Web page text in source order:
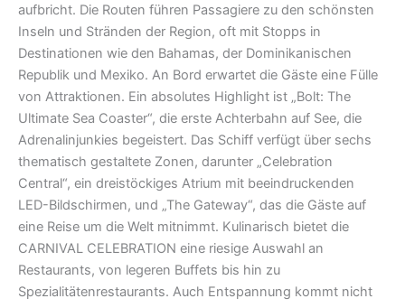
aufbricht. Die Routen führen Passagiere zu den schönsten
Inseln und Stränden der Region, oft mit Stopps in
Destinationen wie den Bahamas, der Dominikanischen
Republik und Mexiko. An Bord erwartet die Gäste eine Fülle
von Attraktionen. Ein absolutes Highlight ist „Bolt: The
Ultimate Sea Coaster“, die erste Achterbahn auf See, die
Adrenalinjunkies begeistert. Das Schiff verfügt über sechs
thematisch gestaltete Zonen, darunter „Celebration
Central“, ein dreistöckiges Atrium mit beeindruckenden
LED-Bildschirmen, und „The Gateway“, das die Gäste auf
eine Reise um die Welt mitnimmt. Kulinarisch bietet die
CARNIVAL CELEBRATION eine riesige Auswahl an
Restaurants, von legeren Buffets bis hin zu
Spezialitätenrestaurants. Auch Entspannung kommt nicht